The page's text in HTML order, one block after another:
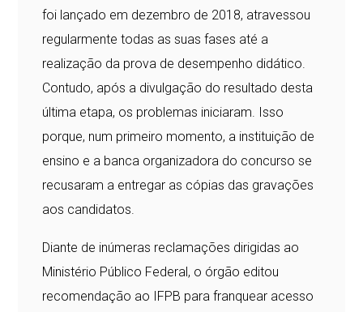
foi lançado em dezembro de 2018, atravessou
regularmente todas as suas fases até a
realização da prova de desempenho didático.
Contudo, após a divulgação do resultado desta
última etapa, os problemas iniciaram. Isso
porque, num primeiro momento, a instituição de
ensino e a banca organizadora do concurso se
recusaram a entregar as cópias das gravações
aos candidatos.
Diante de inúmeras reclamações dirigidas ao
Ministério Público Federal, o órgão editou
recomendação ao IFPB para franquear acesso